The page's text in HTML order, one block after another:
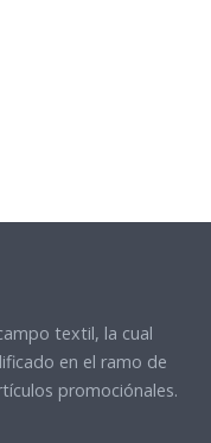
textil, la cual
en el ramo de
promociónales.